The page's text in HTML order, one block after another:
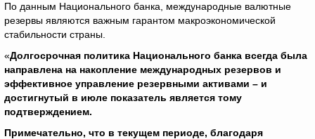
По данным Национального банка, международные валютные
резервы являются важным гарантом макроэкономической
стабильности страны.
«Долгосрочная политика Национального банка всегда была
направлена на накопление международных резервов и
эффективное управление резервными активами – и
достигнутый в июле показатель является тому
подтверждением.
Примечательно, что в текущем периоде, благодаря